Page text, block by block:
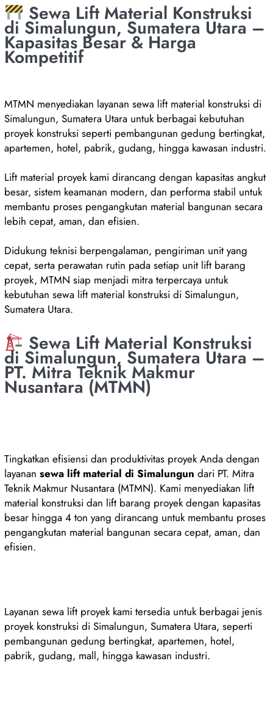
Sewa Lift Material Konstruksi
di Simalungun, Sumatera Utara –
Kapasitas Besar & Harga
Kompetitif
MTMN menyediakan layanan sewa lift material konstruksi di
Simalungun, Sumatera Utara untuk berbagai kebutuhan
proyek konstruksi seperti pembangunan gedung bertingkat,
apartemen, hotel, pabrik, gudang, hingga kawasan industri.
Lift material proyek kami dirancang dengan kapasitas angkut
besar, sistem keamanan modern, dan performa stabil untuk
membantu proses pengangkutan material bangunan secara
lebih cepat, aman, dan efisien.
Didukung teknisi berpengalaman, pengiriman unit yang
cepat, serta perawatan rutin pada setiap unit lift barang
proyek, MTMN siap menjadi mitra terpercaya untuk
kebutuhan sewa lift material konstruksi di Simalungun,
Sumatera Utara.
Sewa Lift Material Konstruksi
di Simalungun, Sumatera Utara –
PT. Mitra Teknik Makmur
Nusantara (MTMN)
Tingkatkan efisiensi dan produktivitas proyek Anda dengan
layanansewa lift material di Simalungun dari PT. Mitra
Teknik Makmur Nusantara (MTMN). Kami menyediakan lift
material konstruksi dan lift barang proyek dengan kapasitas
besar hingga 4 ton yang dirancang untuk membantu proses
pengangkutan material bangunan secara cepat, aman, dan
efisien.
Layanan sewa lift proyek kami tersedia untuk berbagai jenis
proyek konstruksi di Simalungun, Sumatera Utara, seperti
pembangunan gedung bertingkat, apartemen, hotel,
pabrik, gudang, mall, hingga kawasan industri.